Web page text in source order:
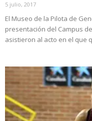
5 julio, 2017
El Museo de la Pilota de
presentación del Campus
asistieron al acto en el que